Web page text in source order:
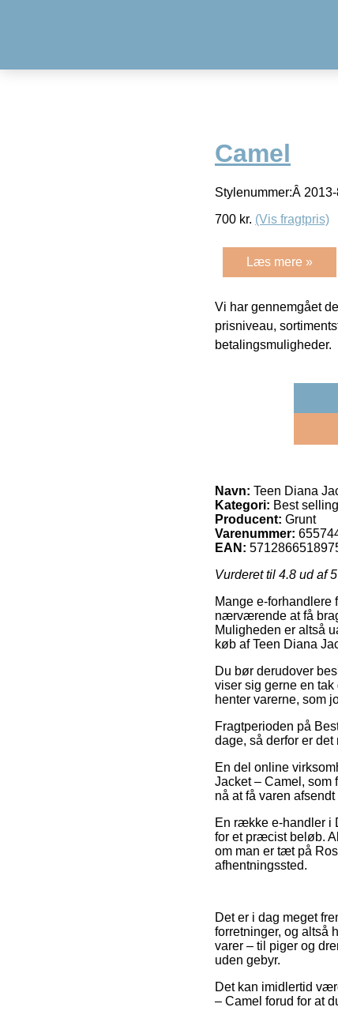
Camel
Stylenummer:Â
700 kr. (Vis fragtpris)
Læs mere »
Vi har gennemgået
prisniveau,
betalingsmuligheder.
Navn: Teen Diana
Kategori: Best
Producent: Grunt
Varenummer:
EAN:
Vurderet til 4.8 ud af
Mange e-forhandlere
nærværende at få
Muligheden er altså
køb af Teen Diana
Du bør derudover
viser sig gerne en
henter varerne, som
Fragtperioden på
dage, så derfor er
En del online
Jacket – Camel, som
nå at få varen
En række e-handler i
for et præcist beløb.
om man er tæt på
afhentningssted.
Det er i dag meget
forretninger, og altså
varer – til piger og
uden gebyr.
Det kan imidlertid
– Camel forud for at